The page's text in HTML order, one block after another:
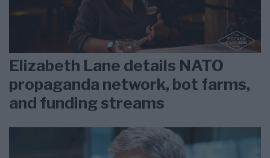
Elizabeth Lane details NATO
propaganda network, bot farms,
and funding streams